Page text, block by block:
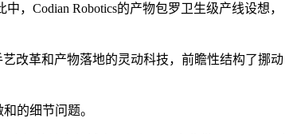
Codian Robotics的产物包罗卫生级产线设想，
改革和产物落地的灵动科技，前瞻性结构了挪动
的细节问题。